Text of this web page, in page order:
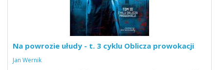
Na powrozie ułudy - t. 3 cyklu Oblicza prowokacji
Jan Wernik